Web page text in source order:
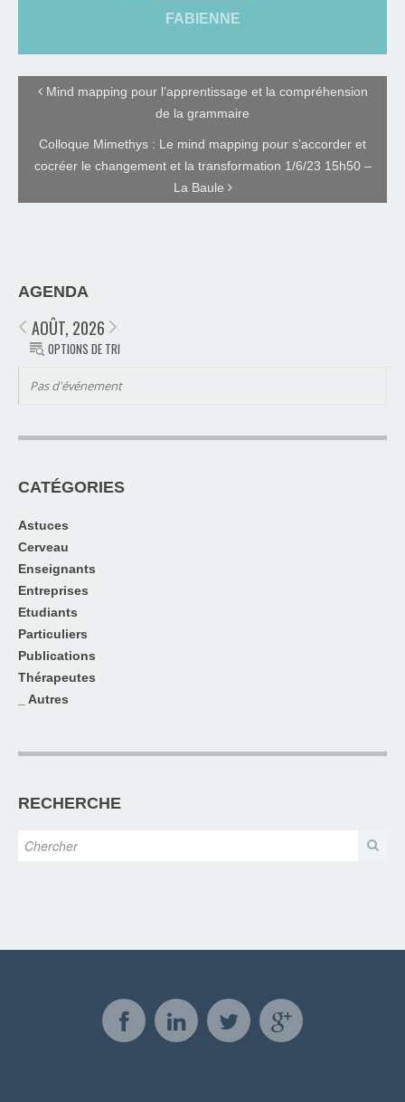
FABIENNE
Mind mapping pour l’apprentissage et la compréhension
de la grammaire
Colloque Mimethys : Le mind mapping pour s’accorder et
cocréer le changement et la transformation 1/6/23 15h50 –
La Baule
AGENDA
AOÛT, 2026
OPTIONS DE TRI
Pas d'événement
CATÉGORIES
Astuces
Cerveau
Enseignants
Entreprises
Etudiants
Particuliers
Publications
Thérapeutes
_ Autres
RECHERCHE